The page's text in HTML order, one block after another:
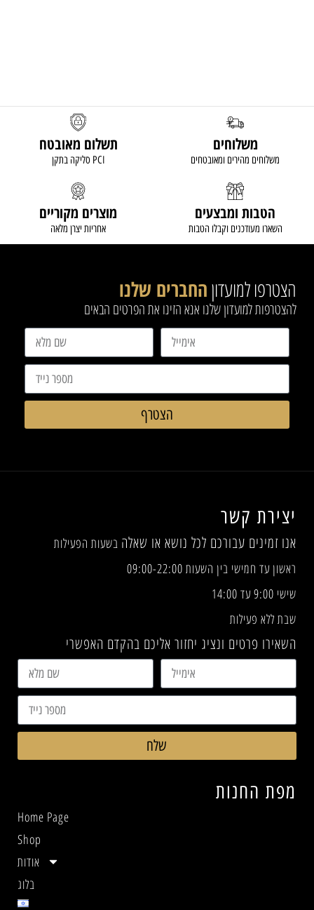
תשלום מאובטח
סליקה בתקן PCI
משלוחים
משלוחים מהירים ומאובטחים
מוצרים מקוריים
אחריות יצרן מלאה
הטבות ומבצעים
השארו מעודכנים וקבלו הטבות
הצטרפו למועדוןהחברים שלנו
להצטרפות למועדון שלנו אנא הזינו את הפרטים הבאים
הצטרף
מפת החנות
Home Page
Shop
אודות
בלוג
יצירת קשר
אנו זמינים עבורכם לכל נושא או שאלה בשעות הפעילות
ראשון עד חמישי בין השעות 09:00-22:00
שישי 9:00 עד 14:00
שבת ללא פעילות
השאירו פרטים ונציג יחזור אליכם בהקדם האפשרי
שלח